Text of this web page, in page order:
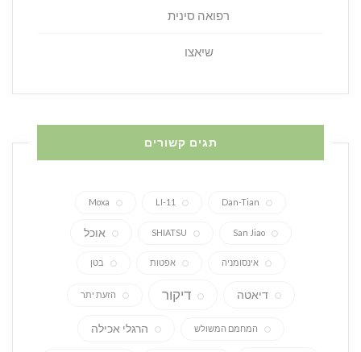
רפואה סינית
שיאצו
תגים קשורים
Dan-Tian
LI-11
Moxa
San Jiao
SHIATSU אוכל
אינסומניה אפטות בטן
דיאטה דיקור הזעת יתר
המחמם המשולש הרגלי אכילה